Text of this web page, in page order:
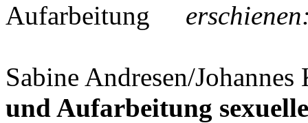
Sabine Andresen/
und Aufarbeitung